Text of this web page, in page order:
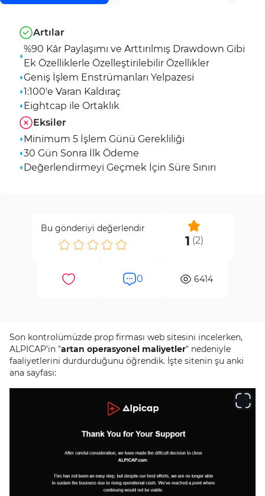
Artılar
%90 Kâr Paylaşımı ve Arttırılmış Drawdown Gibi
Ek Özelliklerle Özelleştirilebilir Özellikler
Geniş İşlem Enstrümanları Yelpazesi
1:100'e Varan Kaldıraç
Eightcap ile Ortaklık
Eksiler
Minimum 5 İşlem Günü Gerekliliği
30 Gün Sonra İlk Ödeme
Değerlendirmeyi Geçmek İçin Süre Sınırı
1 (2)
Bu gönderiyi değerlendir
0 6414
Son kontrolümüzde prop firması web sitesini incelerken,
ALPICAP’in "artan operasyonel maliyetler" nedeniyle
faaliyetlerini durdurduğunu öğrendik. İşte sitenin şu anki
ana sayfası: